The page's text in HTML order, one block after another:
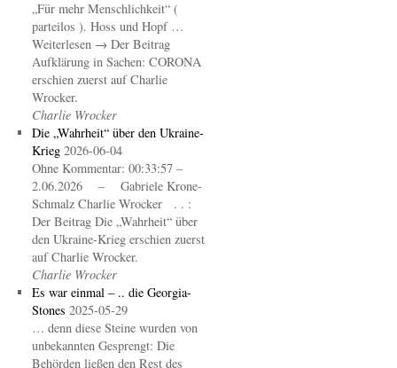
„Für mehr Menschlichkeit“ (
parteilos ). Hoss und Hopf …
Weiterlesen → Der Beitrag
Aufklärung in Sachen: CORONA
erschien zuerst auf Charlie
Wrocker.
Charlie Wrocker
Die „Wahrheit“ über den Ukraine-
Krieg 2026-06-04
Ohne Kommentar: 00:33:57 –
2.06.2026 – Gabriele Krone-
Schmalz Charlie Wrocker . . :
Der Beitrag Die „Wahrheit“ über
den Ukraine-Krieg erschien zuerst
auf Charlie Wrocker.
Charlie Wrocker
Es war einmal – .. die Georgia-
Stones 2025-05-29
… denn diese Steine wurden von
unbekannten Gesprengt: Die
Behörden ließen den Rest des